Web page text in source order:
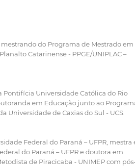
mestrando do Programa de Mestrado em
Catarinense - PPGE/UNIPLAC –
Pontifícia Universidade Católica do Rio
em Educação junto ao
Universidade de Caxias do Sul - UCS.
Federal do Paraná – UFPR, mestra
do Paraná – UFPR e doutora em
de Piracicaba - UNIMEP com pós-